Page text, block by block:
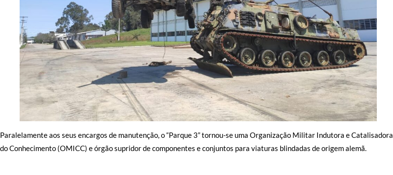
Paralelamente aos seus encargos de manutenção, o “Parque 3” tornou-se uma Organização Militar Indutora e Catalisadora
do Conhecimento (OMICC) e órgão supridor de componentes e conjuntos para viaturas blindadas de origem alemã.